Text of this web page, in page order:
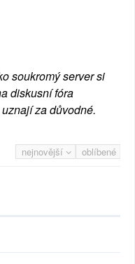
soukromý server si
diskusní fóra
za důvodné.
nejnovější oblíbené